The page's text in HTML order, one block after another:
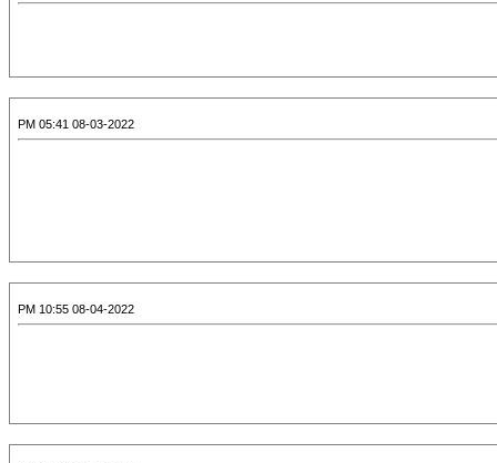
08-03-2022 05:41 PM
08-04-2022 10:55 PM